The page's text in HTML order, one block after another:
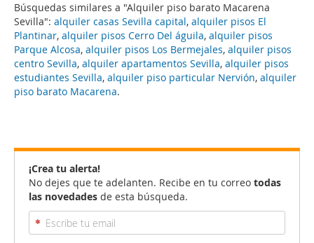
Búsquedas similares a "Alquiler piso barato Macarena
Sevilla": alquiler casas Sevilla capital, alquiler pisos El
Plantinar, alquiler pisos Cerro Del águila, alquiler pisos
Parque Alcosa, alquiler pisos Los Bermejales, alquiler pisos
centro Sevilla, alquiler apartamentos Sevilla, alquiler pisos
estudiantes Sevilla, alquiler piso particular Nervión, alquiler
piso barato Macarena.
¡Crea tu alerta!
No dejes que te adelanten. Recibe en tu correo todas
las novedades de esta búsqueda.